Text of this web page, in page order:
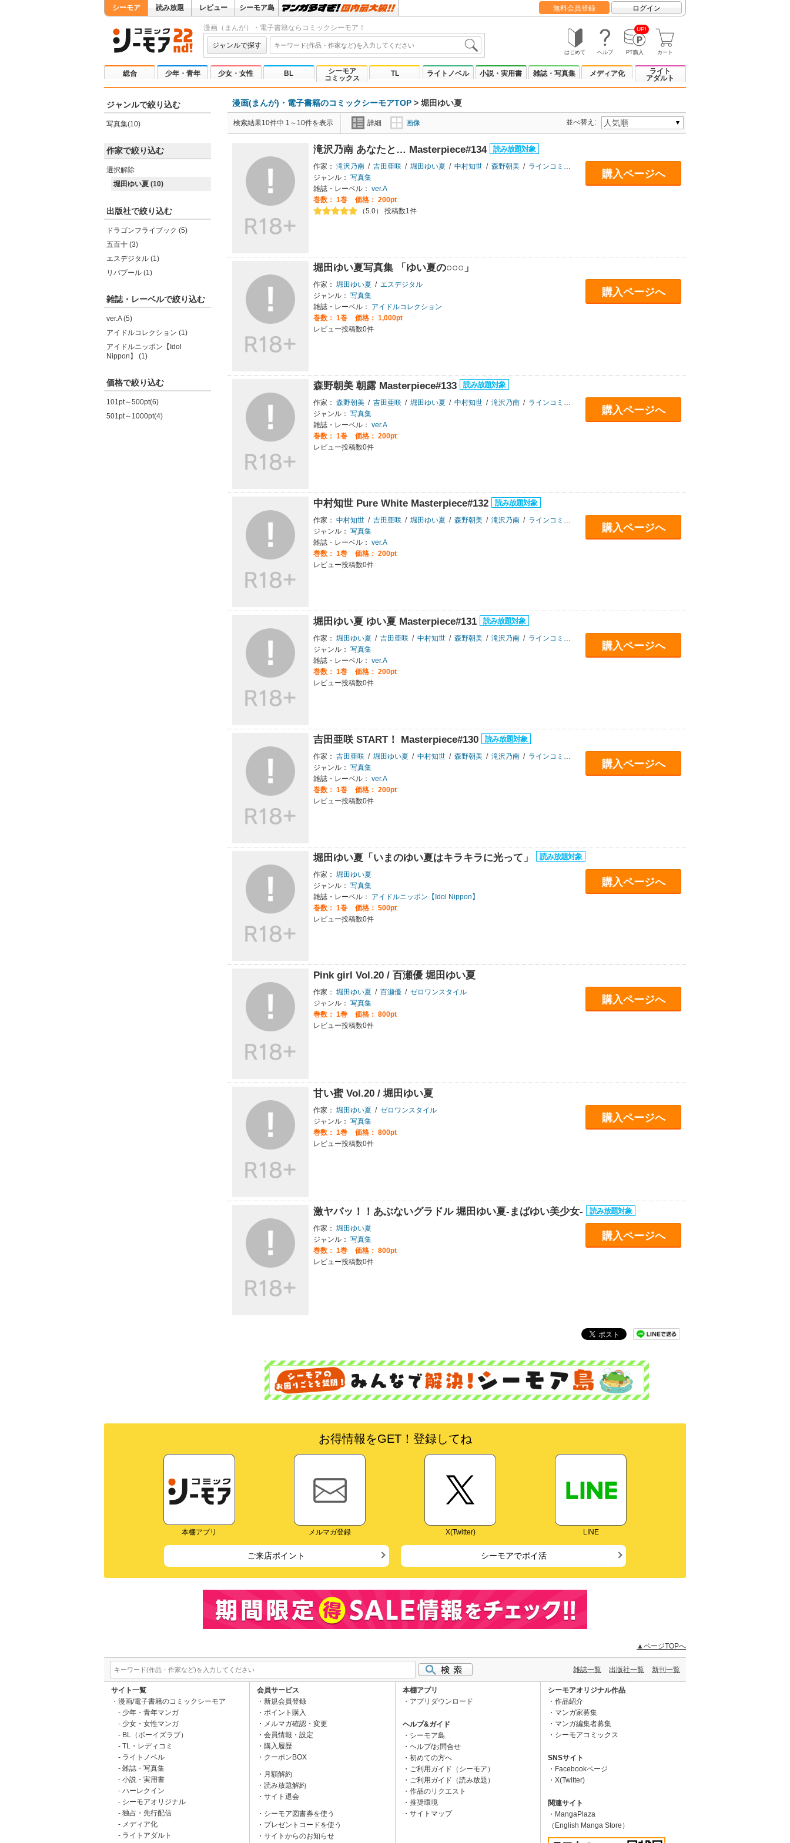
シーモア 読み放題 レビュー シーモア島 無料会員登録 ログイン
漫画（まんが）・電子書籍ならコミックシーモア！
ジャンルで探す
はじめて ヘルプ
UP!
PT購入 カート
総合 少年・青年 少女・女性 BL
シーモア
コミックス
TL ライトノベル 小説・実用書 雑誌・写真集 メディア化
ライト
アダルト
ジャンルで絞り込む
写真集(10)
作家で絞り込む
選択解除
堀田ゆい夏 (10)
出版社で絞り込む
ドラゴンフライブック (5)
五百十 (3)
エスデジタル (1)
リバプール (1)
雑誌・レーベルで絞り込む
ver.A (5)
アイドルコレクション (1)
アイドルニッポン【Idol
Nippon】 (1)
価格で絞り込む
101pt～500pt(6)
501pt～1000pt(4)
漫画(まんが)・電子書籍のコミックシーモアTOP > 堀田ゆい夏
検索結果10件中 1～10件を表示 詳細 画像 並べ替え:
滝沢乃南 あなたと… Masterpiece#134
作家： 滝沢乃南 / 吉田亜咲 / 堀田ゆい夏 / 中村知世 / 森野朝美 / ラインコミュニケーションズ
ジャンル： 写真集
雑誌・レーベル： ver.A
巻数： 1巻
価格： 200pt
（5.0） 投稿数1件
購入ページへ
堀田ゆい夏写真集 「ゆい夏の○○○」
作家： 堀田ゆい夏 / エスデジタル
ジャンル： 写真集
雑誌・レーベル：
アイドルコレクション
巻数： 1巻
価格： 1,000pt
レビュー投稿数0件
購入ページへ
森野朝美 朝露 Masterpiece#133
作家： 森野朝美 / 吉田亜咲 / 堀田ゆい夏 / 中村知世 / 滝沢乃南 / ラインコミュニケーションズ
ジャンル： 写真集
雑誌・レーベル： ver.A
巻数： 1巻
価格： 200pt
レビュー投稿数0件
購入ページへ
中村知世 Pure White Masterpiece#132
作家： 中村知世 / 吉田亜咲 / 堀田ゆい夏 / 森野朝美 / 滝沢乃南 / ラインコミュニケーションズ
ジャンル： 写真集
雑誌・レーベル： ver.A
巻数： 1巻
価格： 200pt
レビュー投稿数0件
購入ページへ
堀田ゆい夏 ゆい夏 Masterpiece#131
作家： 堀田ゆい夏 / 吉田亜咲 / 中村知世 / 森野朝美 / 滝沢乃南 / ラインコミュニケーションズ
ジャンル： 写真集
雑誌・レーベル： ver.A
巻数： 1巻
価格： 200pt
レビュー投稿数0件
購入ページへ
吉田亜咲 START！ Masterpiece#130
作家： 吉田亜咲 / 堀田ゆい夏 / 中村知世 / 森野朝美 / 滝沢乃南 / ラインコミュニケーションズ
ジャンル： 写真集
雑誌・レーベル： ver.A
巻数： 1巻
価格： 200pt
レビュー投稿数0件
購入ページへ
堀田ゆい夏「いまのゆい夏はキラキラに光って」
作家： 堀田ゆい夏
ジャンル： 写真集
雑誌・レーベル：
アイドルニッポン【Idol Nippon】
巻数： 1巻
価格： 500pt
レビュー投稿数0件
購入ページへ
Pink girl Vol.20 / 百瀬優 堀田ゆい夏
作家： 堀田ゆい夏 / 百瀬優 / ゼロワンスタイル
ジャンル： 写真集
巻数： 1巻
価格： 800pt
レビュー投稿数0件
購入ページへ
甘い蜜 Vol.20 / 堀田ゆい夏
作家： 堀田ゆい夏 / ゼロワンスタイル
ジャンル： 写真集
巻数： 1巻
価格： 800pt
レビュー投稿数0件
購入ページへ
激ヤバッ！！あぶないグラドル 堀田ゆい夏-まばゆい美少女-
作家： 堀田ゆい夏
ジャンル： 写真集
巻数： 1巻
価格： 800pt
レビュー投稿数0件
購入ページへ
お得情報をGET！登録してね
本棚アプリ メルマガ登録 X(Twitter) LINE
ご来店ポイント シーモアでポイ活
▲ページTOPへ
雑誌一覧 出版社一覧 新刊一覧
サイト一覧
漫画/電子書籍のコミックシーモア
少年・青年マンガ
少女・女性マンガ
BL（ボーイズラブ）
TL・レディコミ
ライトノベル
雑誌・写真集
小説・実用書
ハーレクイン
シーモアオリジナル
独占・先行配信
メディア化
ライトアダルト
会員サービス
新規会員登録
ポイント購入
メルマガ確認・変更
会員情報・設定
購入履歴
クーポンBOX
月額解約
読み放題解約
サイト退会
シーモア図書券を使う
プレゼントコードを使う
サイトからのお知らせ
本棚アプリ
アプリダウンロード
ヘルプ&ガイド
シーモア島
ヘルプ/お問合せ
初めての方へ
ご利用ガイド（シーモア）
ご利用ガイド（読み放題）
作品のリクエスト
推奨環境
サイトマップ
シーモアオリジナル作品
作品紹介
マンガ家募集
マンガ編集者募集
シーモアコミックス
SNSサイト
Facebookページ
X(Twitter)
関連サイト
MangaPlaza
（English Manga Store）